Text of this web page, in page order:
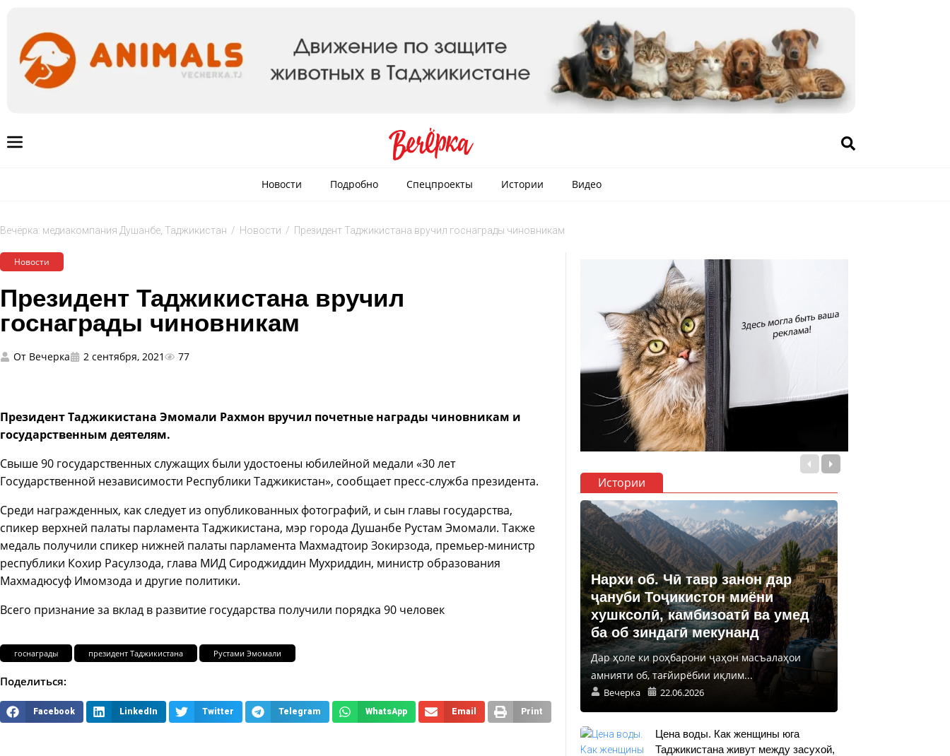
Новости Подробно Спецпроекты Истории Видео
Вечёрка: медиакомпания Душанбе, Таджикистан / Новости / Президент Таджикистана вручил госнаграды чиновникам
Новости
Президент Таджикистана вручил
госнаграды чиновникам
От Вечерка 2 сентября, 2021 77
Президент Таджикистана Эмомали Рахмон вручил почетные награды чиновникам и
государственным деятелям.
Свыше 90 государственных служащих были удостоены юбилейной медали «30 лет
Государственной независимости Республики Таджикистан», сообщает пресс-служба президента.
Среди награжденных, как следует из опубликованных фотографий, и сын главы государства,
спикер верхней палаты парламента Таджикистана, мэр города Душанбе Рустам Эмомали. Также
медаль получили спикер нижней палаты парламента Махмадтоир Зокирзода, премьер-министр
республики Кохир Расулзода, глава МИД Сироджиддин Мухриддин, министр образования
Махмадюсуф Имомзода и другие политики.
Всего признание за вклад в развитие государства получили порядка 90 человек
госнаграды президент Таджикистана Рустами Эмомали
Поделиться:
Facebook LinkedIn Twitter Telegram WhatsApp Email Print
Истории
Нархи об. Чӣ тавр занон дар
ҷануби Тоҷикистон миёни
хушксолӣ, камбизоатӣ ва умед
ба об зиндагӣ мекунанд
Дар ҳоле ки роҳбарони ҷаҳон масъалаҳои
амнияти об, тағйирёбии иқлим...
Вечерка 22.06.2026
Цена воды. Как женщины юга
Таджикистана живут между засухой,